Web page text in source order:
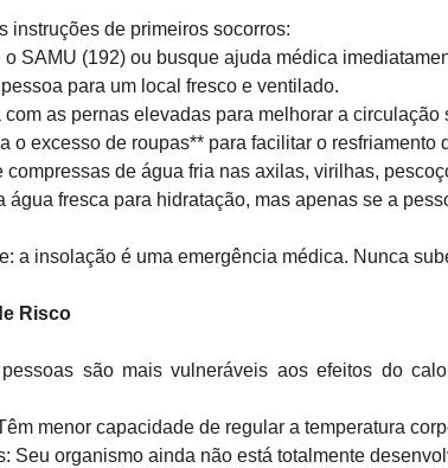
instruções de primeiros socorros:
o SAMU (192) ou busque ajuda médica
para um local fresco e ventilado.
com as pernas elevadas para melhorar a circulação
o excesso de roupas** para facilitar o resfriamento
compressas de água fria nas axilas, virilhas,
água fresca para hidratação, mas apenas se a
a insolação é uma emergência médica. Nunca
Risco
são mais vulneráveis aos efeitos do
menor capacidade de regular a temperatura
Seu organismo ainda não está totalmente